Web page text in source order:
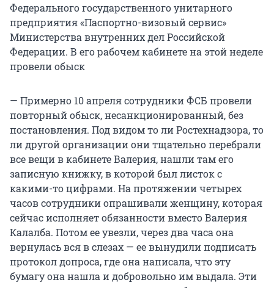
Федерального государственного унитарного
предприятия «Паспортно-визовый сервис»
Министерства внутренних дел Российской
Федерации. В его рабочем кабинете на этой неделе
провели обыск
— Примерно 10 апреля сотрудники ФСБ провели
повторный обыск, несанкционированный, без
постановления. Под видом то ли Ростехнадзора, то
ли другой организации они тщательно перебрали
все вещи в кабинете Валерия, нашли там его
записную книжку, в которой был листок с
какими-то цифрами. На протяжении четырех
часов сотрудники опрашивали женщину, которая
сейчас исполняет обязанности вместо Валерия
Калалба. Потом ее увезли, через два часа она
вернулась вся в слезах — ее вынудили подписать
протокол допроса, где она написала, что эту
бумагу она нашла и добровольно им выдала. Эти